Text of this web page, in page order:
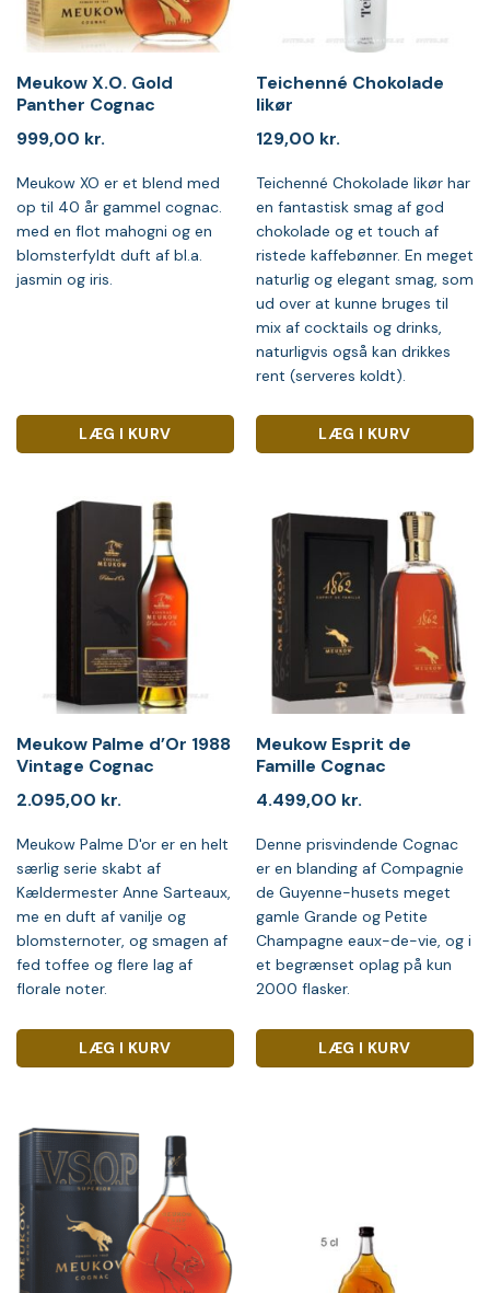
Meukow X.O. Gold
Panther Cognac
999,00 kr.
Meukow XO er et blend med
op til 40 år gammel cognac.
med en flot mahogni og en
blomsterfyldt duft af bl.a.
jasmin og iris.
LÆG I KURV
Teichenné Chokolade
likør
129,00 kr.
Teichenné Chokolade likør har
en fantastisk smag af god
chokolade og et touch af
ristede kaffebønner. En meget
naturlig og elegant smag, som
ud over at kunne bruges til
mix af cocktails og drinks,
naturligvis også kan drikkes
rent (serveres koldt).
LÆG I KURV
Meukow Palme d’Or 1988
Vintage Cognac
2.095,00 kr.
Meukow Palme D'or er en helt
særlig serie skabt af
Kældermester Anne Sarteaux,
me en duft af vanilje og
blomsternoter, og smagen af
fed toffee og flere lag af
florale noter.
LÆG I KURV
Meukow Esprit de
Famille Cognac
4.499,00 kr.
Denne prisvindende Cognac
er en blanding af Compagnie
de Guyenne-husets meget
gamle Grande og Petite
Champagne eaux-de-vie, og i
et begrænset oplag på kun
2000 flasker.
LÆG I KURV